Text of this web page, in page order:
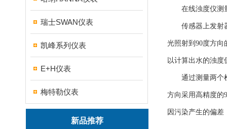
瑞士SWAN仪表
凯峰系列仪表
E+H仪表
梅特勒仪表
新品推荐
在线浊度仪测
传感器上发射器
光照射到90度方向
以计算出水的浊度
通过测量两个检
方向采用高精度的
因污染产生的偏